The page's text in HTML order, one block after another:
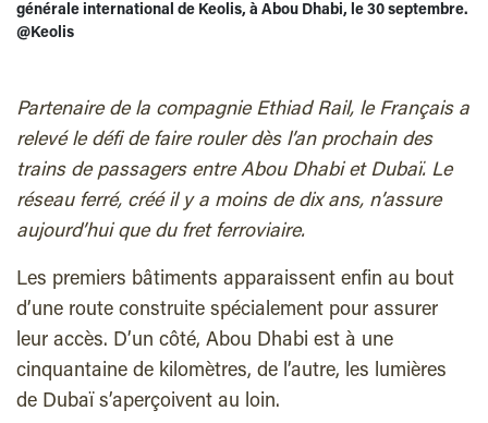
générale international de Keolis, à Abou Dhabi, le 30 septembre.
@Keolis
Partenaire de la compagnie Ethiad Rail, le Français a
relevé le défi de faire rouler dès l’an prochain des
trains de passagers entre Abou Dhabi et Dubaï. Le
réseau ferré, créé il y a moins de dix ans, n’assure
aujourd’hui que du fret ferroviaire.
Les premiers bâtiments apparaissent enfin au bout
d’une route construite spécialement pour assurer
leur accès. D’un côté, Abou Dhabi est à une
cinquantaine de kilomètres, de l’autre, les lumières
de Dubaï s’aperçoivent au loin.